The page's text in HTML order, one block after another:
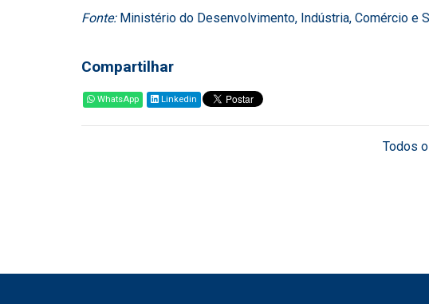
Fonte:Ministério do Desenvolvimento, Indústria, Comércio e
Compartilhar
WhatsApp Linkedin
Todos